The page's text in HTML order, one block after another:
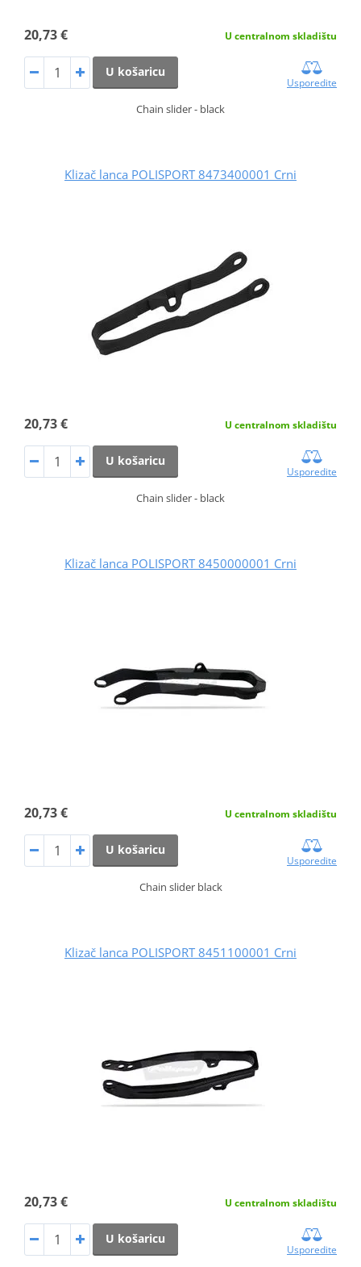
20,73 € U centralnom skladištu
U košaricu
Usporedite
Chain slider - black
Klizač lanca POLISPORT 8473400001 Crni
20,73 € U centralnom skladištu
U košaricu
Usporedite
Chain slider - black
Klizač lanca POLISPORT 8450000001 Crni
20,73 € U centralnom skladištu
U košaricu
Usporedite
Chain slider black
Klizač lanca POLISPORT 8451100001 Crni
20,73 € U centralnom skladištu
U košaricu
Usporedite